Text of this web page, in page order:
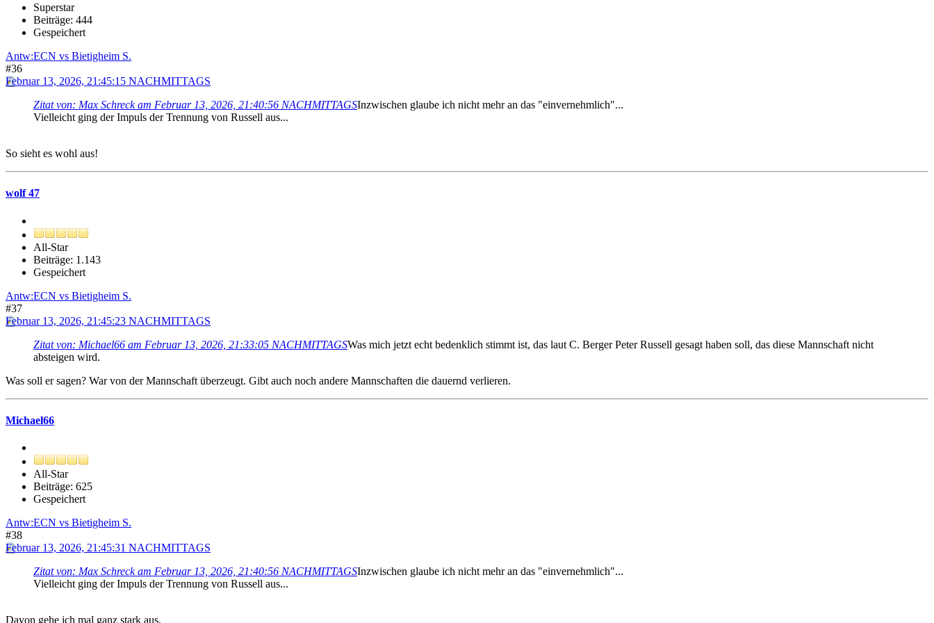
Superstar
Beiträge: 444
Gespeichert
Antw:ECN vs Bietigheim S.
#36
Februar 13, 2026, 21:45:15 NACHMITTAGS
Zitat von: Max Schreck am Februar 13, 2026, 21:40:56 NACHMITTAGSInzwischen glaube ich nicht mehr an das "einvernehmlich"...
Vielleicht ging der Impuls der Trennung von Russell aus...
So sieht es wohl aus!
wolf 47
All-Star
Beiträge: 1.143
Gespeichert
Antw:ECN vs Bietigheim S.
#37
Februar 13, 2026, 21:45:23 NACHMITTAGS
Zitat von: Michael66 am Februar 13, 2026, 21:33:05 NACHMITTAGSWas mich jetzt echt bedenklich stimmt ist, das laut C. Berger Peter Russell gesagt haben soll, das diese Mannschaft nicht
absteigen wird.
Was soll er sagen? War von der Mannschaft überzeugt. Gibt auch noch andere Mannschaften die dauernd verlieren.
Michael66
All-Star
Beiträge: 625
Gespeichert
Antw:ECN vs Bietigheim S.
#38
Februar 13, 2026, 21:45:31 NACHMITTAGS
Zitat von: Max Schreck am Februar 13, 2026, 21:40:56 NACHMITTAGSInzwischen glaube ich nicht mehr an das "einvernehmlich"...
Vielleicht ging der Impuls der Trennung von Russell aus...
Davon gehe ich mal ganz stark aus.